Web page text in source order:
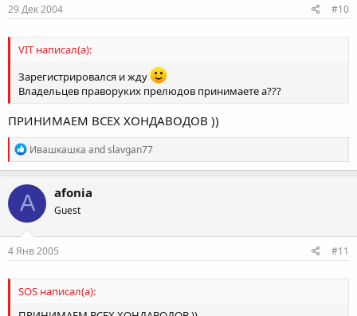
s
29 Дек 2004 #10
VIT написал(а):
Зарегистрировался и жду
Владельцев праворуких прелюдов принимаете а???
ПРИНИМАЕМ ВСЕХ ХОНДАВОДОВ ))
R
e
a
c
t
o
n
s
Ивашкашка andslavgan77
A afonia
Guest
4 Янв 2005 #11
SOS написал(а):